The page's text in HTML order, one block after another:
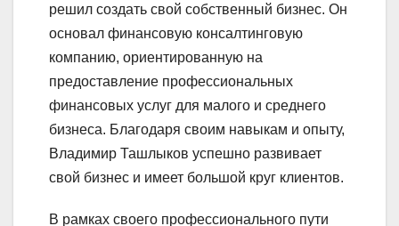
решил создать свой собственный бизнес. Он
основал финансовую консалтинговую
компанию, ориентированную на
предоставление профессиональных
финансовых услуг для малого и среднего
бизнеса. Благодаря своим навыкам и опыту,
Владимир Ташлыков успешно развивает
свой бизнес и имеет большой круг клиентов.
В рамках своего профессионального пути